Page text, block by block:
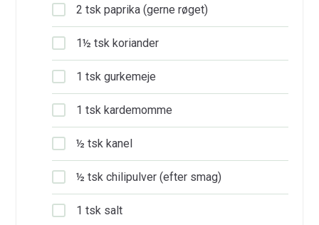
2 tsk paprika (gerne røget)
1½ tsk koriander
1 tsk gurkemeje
1 tsk kardemomme
½ tsk kanel
½ tsk chilipulver (efter smag)
1 tsk salt